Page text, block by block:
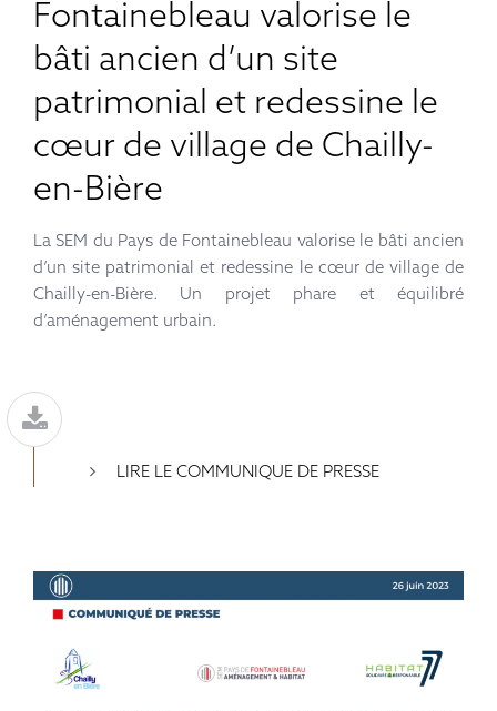
Fontainebleau valorise le
bâti ancien d’un site
patrimonial et redessine le
cœur de village de Chailly-
en-Bière
La SEM du Pays de Fontainebleau valorise le bâti ancien
d’un site patrimonial et redessine le cœur de village de
Chailly-en-Bière. Un projet phare et équilibré
d’aménagement urbain.
LIRE LE COMMUNIQUE DE PRESSE